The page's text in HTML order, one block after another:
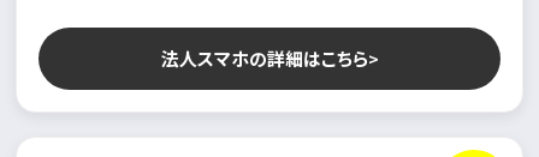
法人スマホの詳細はこちら